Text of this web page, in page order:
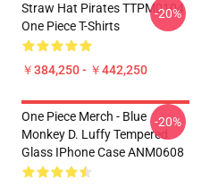
Straw Hat Pirates TTPM0104
One Piece T-Shirts
￥384,250 - ￥442,250
-20%
One Piece Merch - Blue
Monkey D. Luffy Tempered
Glass IPhone Case ANM0608
-20%